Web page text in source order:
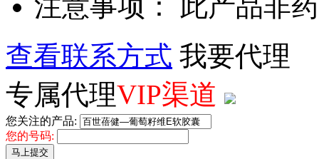
查看联系方式 我要代理
专属代理VIP渠道
您关注的产品:
您的号码:
马上提交